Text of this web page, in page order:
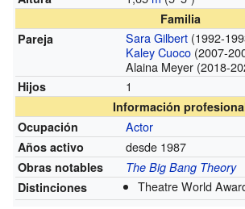
Familia
Pareja
Sara Gilbert (1992-
Kaley Cuoco (2007-
Alaina Meyer (2018-
Hijos 1
Información
Ocupación
Actor
Años activo desde 1987
Obras notables
The Big Bang Theory
Distinciones
Theatre World